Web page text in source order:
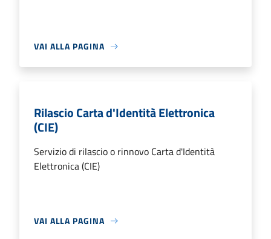
VAI ALLA PAGINA
Rilascio Carta d'Identità Elettronica
(CIE)
Servizio di rilascio o rinnovo Carta d'Identità
Elettronica (CIE)
VAI ALLA PAGINA